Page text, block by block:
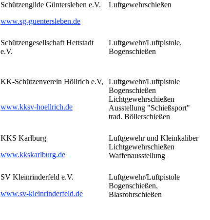
Schützengilde Güntersleben e.V.
www.sg-guentersleben.de
Luftgewehrschießen
Schützengesellschaft Hettstadt
e.V.
Luftgewehr/Luftpistole,
Bogenschießen
KK-Schützenverein Höllrich e.V,
www.kksv-hoellrich.de
Luftgewehr/Luftpistole
Bogenschießen
Lichtgewehrschießen
Ausstellung "Schießsport"
trad. Böllerschießen
KKS Karlburg
www.kkskarlburg.de
Luftgewehr und Kleinkaliber
Lichtgewehrschießen
Waffenausstellung
SV Kleinrinderfeld e.V.
www.sv-kleinrinderfeld.de
Luftgewehr/Luftpistole
Bogenschießen,
Blasrohrschießen